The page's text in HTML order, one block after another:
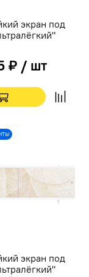
экран под
₽ / шт
экран под